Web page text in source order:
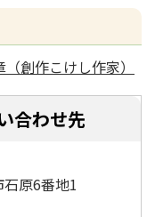
創作こけし作家）
合わせ先
原6番地1